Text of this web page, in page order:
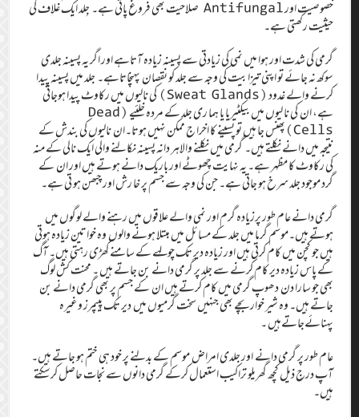
خصوصیت اور Antifungal صلاحیت بھی فروغ پاتی ہے۔ جِلد ایک غلاف کی
حیثیت رکھتی ہے۔
گرمی کی شدت اور ہوا میں نمی کی زیادتی سے پسینہ زیادہ آتاہے اور اگر یہ پسینہ جلدی
سوکھ نہ جائے تو اپنی تیزابیت کی وجہ سے جلد کو نقصان پہنچاتاہے۔ جلد میں پسینہ پیدا
کرنے والے غدود (Sweat Glands) کی نالیوں میں رکاوٹ پیدا ہوجاتی
ہے، ان کی نا لیوں میں بیکٹیریا یا ہما ری جلد کے مردہ خلئیے (Dead
Cells)پھنس جا ہیں تو پسینے کا اخرا ج ممکن نہیں ہوتا۔ان نالیوں کی بندش کے
نتیجہ میں دانے نکلتے ہیں۔ گرمی میں نکلنے والاہر دانہ پسینہ نکالنے والی ایک نالی کے منہ
کی رکاوٹ کا مظہر ہے۔ یہ نہایت چھوٹے اور باریک دانے ہوتے ہیں اور ان کے
گرد موجود جلد سرخ ہو جاتی ہے۔ جن کی وجہ سے جسم پر خا رش اور چبھن ہو تی ہے۔
گرمی دانے عام طور پرزیادہ گرم اور نمی والے علاقوں میں رہنے والے لوگوں میں
ہوتے ہیں۔موسم گرما میں جلد کے مسا ئل میں مبتلا ہونے والوں وہ خواتین زیادہ ہوتی
ہیں جو کچن میں کام کرتی ہیں اور زیادہ دیر تک چولہے کے سامنے کھڑی رہتی ہیں۔ آگ
کے پاس زیادہ دیر کام کرنے سے جلد پر گرمی دانے بن جاتے ہیں ۔ محنت کش لوگ
بھی جو سارا دن دھوپ گرمی میں کام کرتے ہیں ان کے جسم پر بھی گرمی دانے بن
جاتے ہیں۔ وہ شیر خوار بچے بھی جنہیں سخت گرمیوں میں دیر تک پیپمرز وغیرہ
پہنائےجاتےہیں ۔
عام طور پر گرمی دانے اور جلدی امراض موسم کے بدلنے پر خود ہی ختم ہو جاتے ہیں۔
آپ درجِ ذیل کچھ گھریلو تراکیب استعمال کرکے گرمی دانوں سے نجات حاصل کرسکتے
ہیں۔